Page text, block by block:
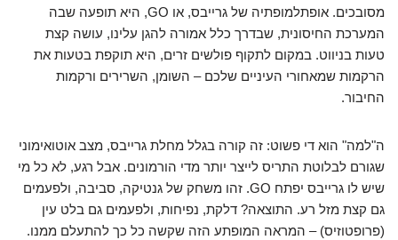
מסובכים. אופתלמופתיה של גרייבס, או GO, היא תופעה שבה
המערכת החיסונית, שבדרך כלל אמורה להגן עלינו, עושה קצת
טעות בניווט. במקום לתקוף פולשים זרים, היא תוקפת בטעות את
הרקמות שמאחורי העיניים שלכם – השומן, השרירים ורקמות
החיבור.
ה"למה" הוא די פשוט: זה קורה בגלל מחלת גרייבס, מצב אוטואימוני
שגורם לבלוטת התריס לייצר יותר מדי הורמונים. אבל רגע, לא כל מי
שיש לו גרייבס יפתח GO. זהו משחק של גנטיקה, סביבה, ולפעמים
גם קצת מזל רע. התוצאה? דלקת, נפיחות, ולפעמים גם בלט עין
(פרופטוזיס) – המראה המופתע הזה שקשה כל כך להתעלם ממנו.